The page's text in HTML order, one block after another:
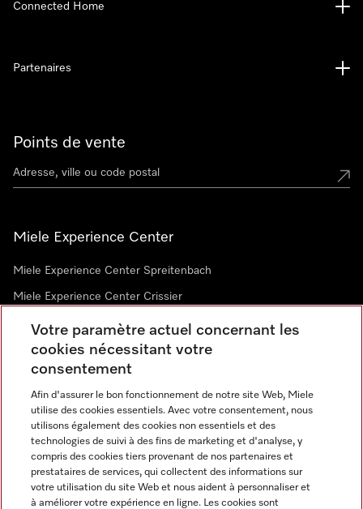
Points de vente
Miele Experience Center
Miele Experience Center Spreitenbach
Miele Experience Center Crissier
Newsletter
Langue
Connected Home
Partenaires
Votre paramètre actuel concernant les
cookies nécessitant votre
consentement
Afin d'assurer le bon fonctionnement de notre site Web, Miele
utilise des cookies essentiels. Avec votre consentement, nous
utilisons également des cookies non essentiels et des
technologies de suivi à des fins de marketing et d'analyse, y
compris des cookies tiers provenant de nos partenaires et
prestataires de services, qui collectent des informations sur
votre utilisation du site Web et nous aident à personnaliser et
à améliorer votre expérience en ligne. Les cookies sont